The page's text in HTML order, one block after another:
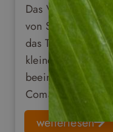
Das Valle
von Südamerika“
das Tal in der
kleines Paradies:
beeindruckenden
Comachó Tal auch
weiterlesen